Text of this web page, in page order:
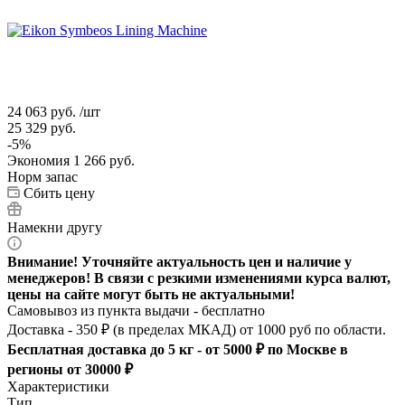
24 063 руб. /шт
25 329 руб.
-5%
Экономия 1 266 руб.
Норм запас
Сбить цену
Намекни другу
Внимание! Уточняйте актуальность цен и наличие у
менеджеров! В связи с резкими изменениями курса валют,
цены на сайте могут быть не актуальными!
Самовывоз из пункта выдачи - бесплатно
Доставка - 350 ₽ (в пределах МКАД) от 1000 руб по области.
Бесплатная доставка до 5 кг - от 5000 ₽ по Москве в
регионы от 30000 ₽
Характеристики